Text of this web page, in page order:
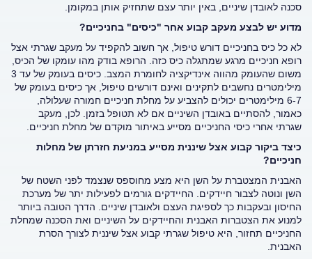
סכנה לאובדן שיניים, באין יותר עצם שתחזיק אותן במקומן.
מדוע יש לבצע מעקב קבוע אחר "כיסים" בחניכיים?
לא כל כיס בחניכיים דורש טיפול, אך חשוב להקפיד על מעקב שגרתי אצל
רופא חניכיים מרגע שמתגלה כיס כזה. הרופא בודק מהו עומקו של הכיס,
משום שהעומק מהווה אינדיקציה לחומרת המצב. כיסים בעומק של עד 3
מילימטרים נחשבים לתקינים ואינם דורשים טיפול, אך כיסים בעומק של
6-7 מילימטרים יכולים להצביע על מחלת חניכיים חמורה שעלולה,
כאמור, להסתיים באובדן השיניים אם לא תטופל בזמן. לכן, מעקב
שגרתי אחרי כיסי החניכיים מסייע באיתור מוקדם של מחלת חניכיים.
כיצד ביקור קבוע אצל שיננית מסייע במניעת חזרתן של מחלות
חניכיים?
האבנית המצטברת על השן היא מצע מחוספס שנצמד לפני השטח של
השן ונוטה לצבור חיידקים. החיידקים גורמים לפעילות יתר של מערכת
החיסון ובעקבות כך לספיגת העצם ולאובדן שיניים. הדרך הטובה ביותר
למנוע את הצטברות האבנית והחיידקים על השיניים ואת הסכנה שמחלת
החניכיים תחזור, היא טיפול שגרתי קבוע אצל שיננית לצורך הסרת
האבנית.